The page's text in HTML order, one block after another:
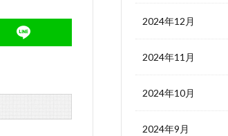
2024年12月
2024年11月
2024年10月
2024年9月